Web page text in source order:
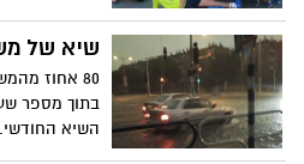
עושים לקראת
על כושר
תחרותי. ערך
משמעת,
הדדית. לא
שיא של
80 אחוז
בתוך מספר
השיא